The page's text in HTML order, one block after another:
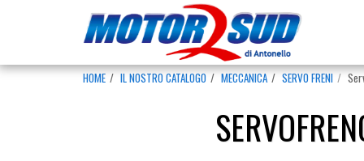
HOME IL NOSTRO CATALOGO MECCANICA SERVO FRENI